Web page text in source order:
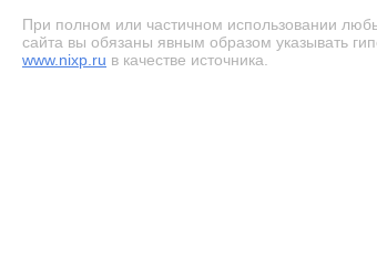
При полном или частичном использовании
сайта вы обязаны явным образом указывать
www.nixp.ru в качестве источника.